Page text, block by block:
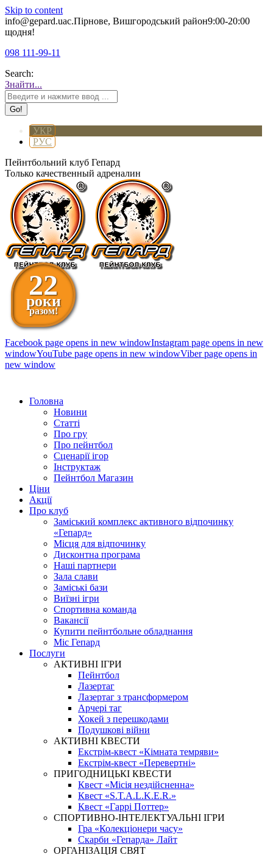
Skip to content
info@gepard.uaс.Пірнове, Вишгородський район9:00-20:00
щодня!
098 111-99-11
Search:
Знайти...
УКР
РУС
Пейнтбольний клуб Гепард
Только качественный адреналин
22
роки
разом!
Facebook page opens in new windowInstagram page opens in new
windowYouTube page opens in new windowViber page opens in
new window
Головна
Новини
Статті
Про гру
Про пейнтбол
Сценарії ігор
Інструктаж
Пейнтбол Магазин
Ціни
Акції
Про клуб
Заміський комплекс активного відпочинку
«Гепард»
Місця для відпочинку
Дисконтна програма
Наші партнери
Зала слави
Заміські бази
Виїзні ігри
Спортивна команда
Вакансії
Купити пейнтбольне обладнання
Міс Гепард
Послуги
АКТИВНІ ІГРИ
Пейнтбол
Лазертаг
Лазертаг з трансформером
Арчері таг
Хокей з перешкодами
Подушкові війни
АКТИВНІ КВЕСТИ
Екстрім-квест «Кімната темряви»
Екстрім-квест «Перевертні»
ПРИГОДНИЦЬКІ КВЕСТИ
Квест «Місія нездійсненна»
Квест «S.T.A.L.K.E.R.»
Квест «Гаррі Поттер»
СПОРТИВНО-ІНТЕЛЕКТУАЛЬНІ ІГРИ
Гра «Колекціонери часу»
Скарби «Гепарда» Лайт
ОРГАНІЗАЦІЯ СВЯТ